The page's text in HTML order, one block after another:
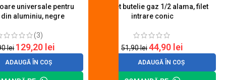
universale pentru
aluminiu, negre
(3)
lei 129,20 lei
ADAUGĂ ÎN COȘ
Robinet butelie gaz 1/2 alama, filet
intrare conic
51,90lei44,90 lei
ADAUGĂ ÎN COȘ